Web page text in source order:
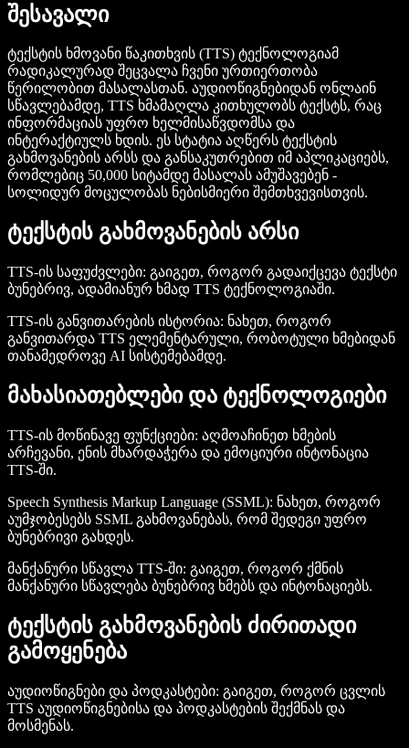
შესავალი
ტექსტის ხმოვანი წაკითხვის (TTS) ტექნოლოგიამ
რადიკალურად შეცვალა ჩვენი ურთიერთობა
წერილობით მასალასთან. აუდიოწიგნებიდან ონლაინ
სწავლებამდე, TTS ხმამაღლა კითხულობს ტექსტს, რაც
ინფორმაციას უფრო ხელმისაწვდომსა და
ინტერაქტიულს ხდის. ეს სტატია აღწერს ტექსტის
გახმოვანების არსს და განსაკუთრებით იმ აპლიკაციებს,
რომლებიც 50,000 სიტამდე მასალას ამუშავებენ -
სოლიდურ მოცულობას ნებისმიერი შემთხვევისთვის.
ტექსტის გახმოვანების არსი
TTS-ის საფუძვლები: გაიგეთ, როგორ გადაიქცევა ტექსტი
ბუნებრივ, ადამიანურ ხმად TTS ტექნოლოგიაში.
TTS-ის განვითარების ისტორია: ნახეთ, როგორ
განვითარდა TTS ელემენტარული, რობოტული ხმებიდან
თანამედროვე AI სისტემებამდე.
მახასიათებლები და ტექნოლოგიები
TTS-ის მოწინავე ფუნქციები: აღმოაჩინეთ ხმების
არჩევანი, ენის მხარდაჭერა და ემოციური ინტონაცია
TTS-ში.
Speech Synthesis Markup Language (SSML): ნახეთ, როგორ
აუმჯობესებს SSML გახმოვანებას, რომ შედეგი უფრო
ბუნებრივი გახდეს.
მანქანური სწავლა TTS-ში: გაიგეთ, როგორ ქმნის
მანქანური სწავლება ბუნებრივ ხმებს და ინტონაციებს.
ტექსტის გახმოვანების ძირითადი
გამოყენება
აუდიოწიგნები და პოდკასტები: გაიგეთ, როგორ ცვლის
TTS აუდიოწიგნებისა და პოდკასტების შექმნას და
მოსმენას.